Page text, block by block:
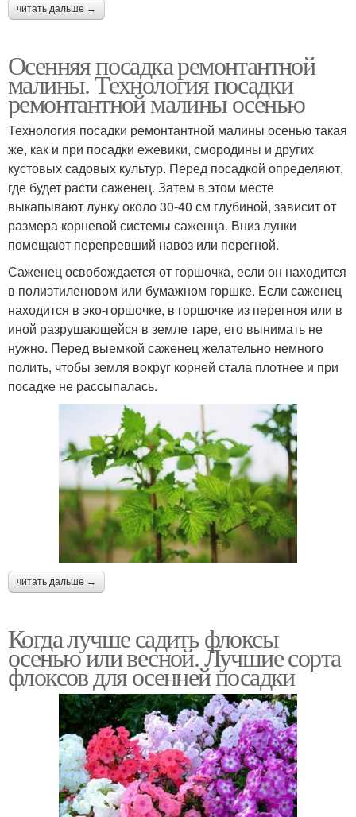
читать дальше →
Осенняя посадка ремонтантной
малины. Технология посадки
ремонтантной малины осенью
Технология посадки ремонтантной малины осенью такая
же, как и при посадки ежевики, смородины и других
кустовых садовых культур. Перед посадкой определяют,
где будет расти саженец. Затем в этом месте
выкапывают лунку около 30-40 см глубиной, зависит от
размера корневой системы саженца. Вниз лунки
помещают перепревший навоз или перегной.
Саженец освобождается от горшочка, если он находится
в полиэтиленовом или бумажном горшке. Если саженец
находится в эко-горшочке, в горшочке из перегноя или в
иной разрушающейся в земле таре, его вынимать не
нужно. Перед выемкой саженец желательно немного
полить, чтобы земля вокруг корней стала плотнее и при
посадке не рассыпалась.
читать дальше →
Когда лучше садить флоксы
осенью или весной. Лучшие сорта
флоксов для осенней посадки